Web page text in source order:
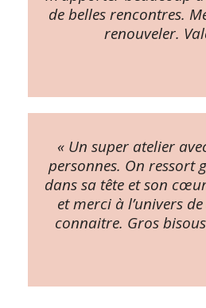
de belles rencontres.
renouveler.
« Un super atelier
personnes. On ressort
dans sa tête et son
et merci à l’univers
connaitre. Gros